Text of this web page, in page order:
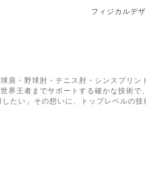
フィジカルデ
肩・野球肘・テニス肘・シンスプリン
界王者までサポートする確かな技術で
たい」その想いに、トップレベルの技